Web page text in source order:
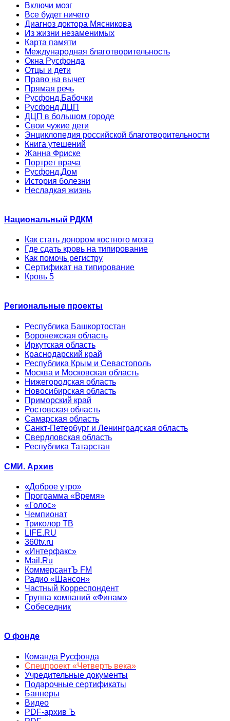
Включи мозг
Все будет ничего
Диагноз доктора Мясникова
Из жизни незаменимых
Карта памяти
Международная благотворительность
Окна Русфонда
Отцы и дети
Право на вычет
Прямая речь
Русфонд.Бабочки
Русфонд.ДЦП
ДЦП в большом городе
Свои чужие дети
Энциклопедия российской благотворительности
Книга утешений
Жанна Фриске
Портрет врача
Русфонд.Дом
История болезни
Несладкая жизнь
Национальный РДКМ
Как стать донором костного мозга
Где сдать кровь на типирование
Как помочь регистру
Сертификат на типирование
Кровь 5
Региональные проекты
Республика Башкортостан
Воронежская область
Иркутская область
Краснодарский край
Республика Крым и Севастополь
Москва и Московская область
Нижегородская область
Новосибирская область
Приморский край
Ростовская область
Самарская область
Санкт-Петербург и Ленинградская область
Свердловская область
Республика Татарстан
СМИ. Архив
«Доброе утро»
Программа «Время»
«Голос»
Чемпионат
Триколор ТВ
LIFE.RU
360tv.ru
«Интерфакс»
Mail.Ru
КоммерсантЪ FM
Радио «Шансон»
Частный Корреспондент
Группа компаний «Финам»
Собеседник
О фонде
Команда Русфонда
Спецпроект «Четверть века»
Учредительные документы
Подарочные сертификаты
Баннеры
Видео
PDF-архив Ъ